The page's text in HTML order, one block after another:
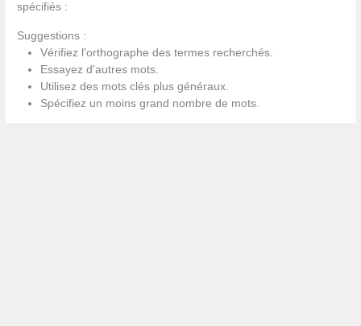
spécifiés :
Suggestions :
Vérifiez l'orthographe des termes recherchés.
Essayez d'autres mots.
Utilisez des mots clés plus généraux.
Spécifiez un moins grand nombre de mots.